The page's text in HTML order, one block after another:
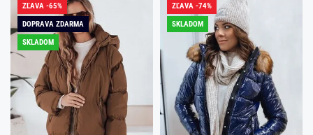
ZĽAVA -65%
DOPRAVA ZDARMA
SKLADOM
ZĽAVA -74%
SKLADOM